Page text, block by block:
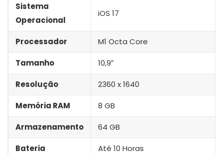
Sistema
Operacional
iOS 17
Processador M1 Octa Core
Tamanho 10,9″
Resolução 2360 x 1640
Memória RAM 8 GB
Armazenamento 64 GB
Bateria Até 10 Horas